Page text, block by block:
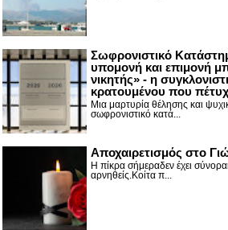
Σωφρονιστικό
υπομονή και επιμονή
νικητής» - η
κρατουμένου που
Μια μαρτυρία θέλησης και
σωφρονιστικό κατά...
Αποχαιρετισμός στο
Η πίκρα σήμεραδεν έχει
αρνηθείς.Κοίτα π...